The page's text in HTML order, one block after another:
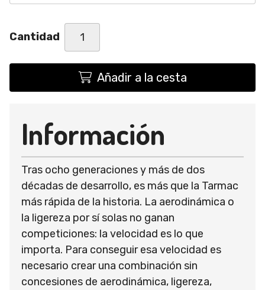
Cantidad
Añadir a la cesta
Información
Tras ocho generaciones y más de dos
décadas de desarrollo, es más que la Tarmac
más rápida de la historia. La aerodinámica o
la ligereza por sí solas no ganan
competiciones: la velocidad es lo que
importa. Para conseguir esa velocidad es
necesario crear una combinación sin
concesiones de aerodinámica, ligereza,